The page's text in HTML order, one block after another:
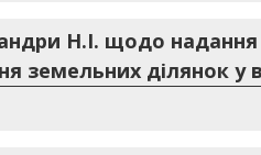
Н.І. щодо
земельних ділянок у